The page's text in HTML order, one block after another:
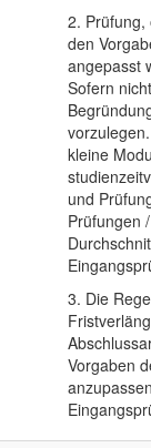
2.
den
angepasst
Sofern
kleine
und
Prüfungen
3. Die
Vorgaben